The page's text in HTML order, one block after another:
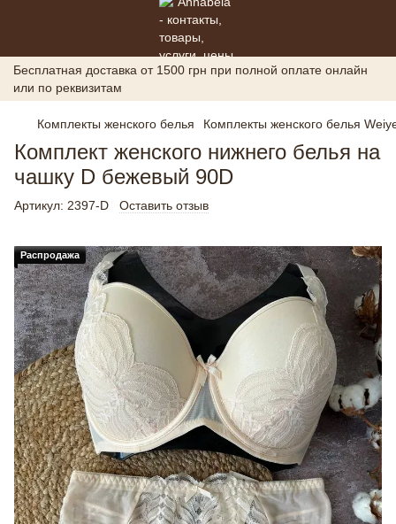
Бесплатная доставка от 1500 грн при полной оплате онлайн
или по реквизитам
Комплекты женского белья Комплекты женского белья
Комплект женского нижнего белья на
чашку D бежевый 90D
Артикул: 2397-D Оставить отзыв
Распродажа